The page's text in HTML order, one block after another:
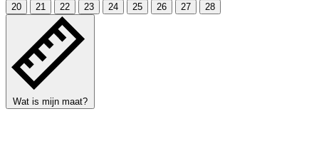
20 21 22 23 24 25 26 27 28
Wat is mijn maat?